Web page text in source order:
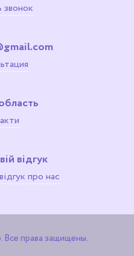
звонок
відгук
про нас
права защищены.